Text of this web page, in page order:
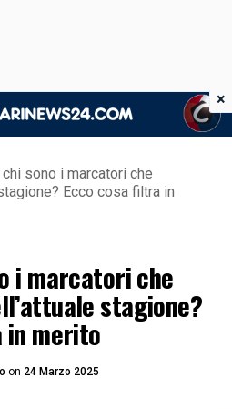
sono i marcatori che
Ecco cosa filtra in
i marcatori che
stagione?
in merito
on 24 Marzo 2025
×